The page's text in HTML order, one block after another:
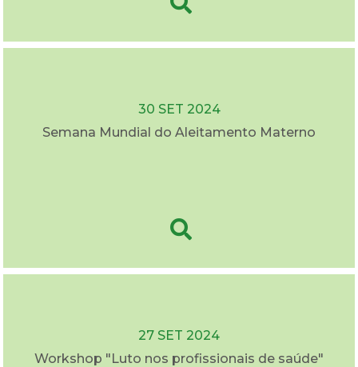
30 SET 2024
Semana Mundial do Aleitamento Materno
27 SET 2024
Workshop "Luto nos profissionais de saúde"